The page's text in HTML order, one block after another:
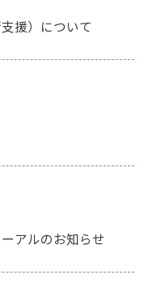
援）について
アルのお知らせ